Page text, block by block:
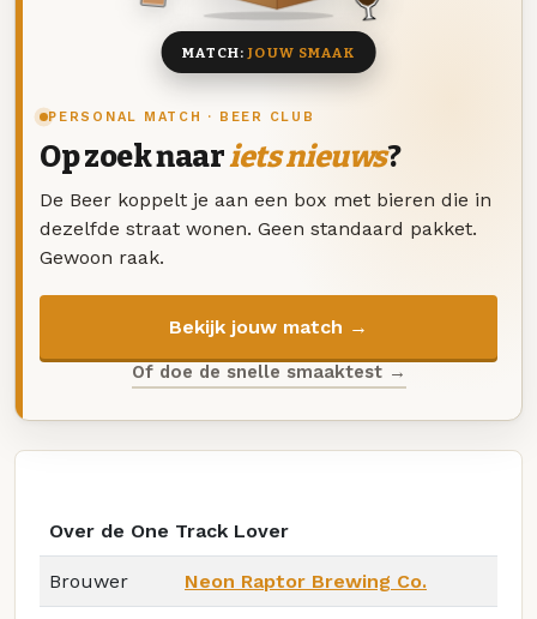
PERSONAL MATCH · BEER CLUB
Op zoek naariets nieuws?
De Beer koppelt je aan een box met bieren die in
dezelfde straat wonen. Geen standaard pakket.
Gewoon raak.
Bekijk jouw match →
Of doe de snelle smaaktest →
MATCH:JOUW SMAAK
Over de One Track Lover
Brouwer Neon Raptor Brewing Co.